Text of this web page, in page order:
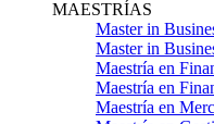
MAESTRÍAS
Master in
Master in
Maestría en
Maestría en
Maestría en